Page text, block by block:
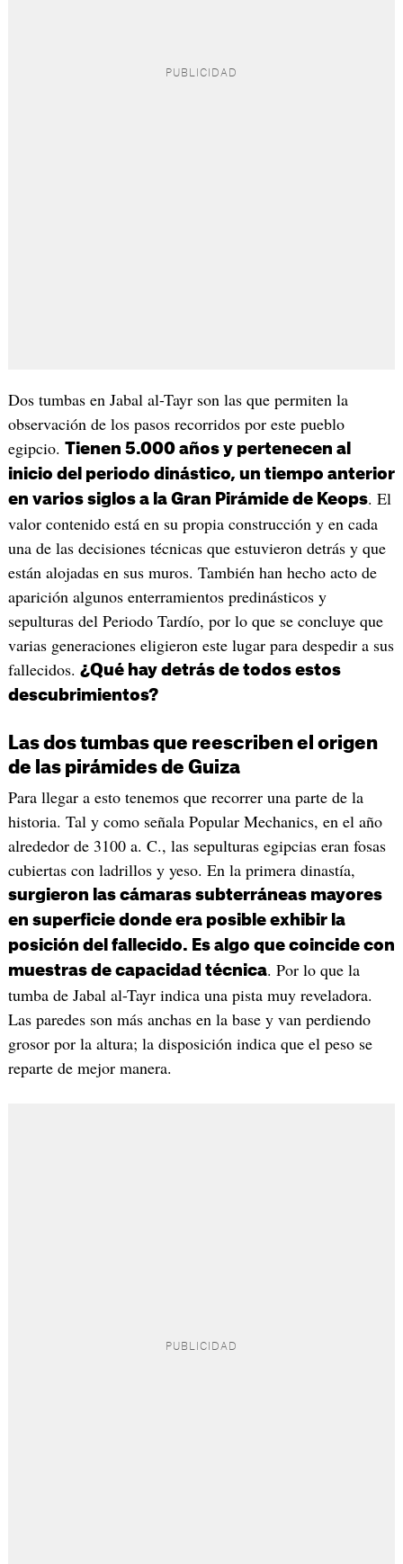
Dos tumbas en Jabal al-Tayr son las que permiten la
observación de los pasos recorridos por este pueblo
egipcio. Tienen 5.000 años y pertenecen al
inicio del periodo dinástico, un tiempo anterior
en varios siglos a la Gran Pirámide de Keops. El
valor contenido está en su propia construcción y en cada
una de las decisiones técnicas que estuvieron detrás y que
están alojadas en sus muros. También han hecho acto de
aparición algunos enterramientos predinásticos y
sepulturas del Periodo Tardío, por lo que se concluye que
varias generaciones eligieron este lugar para despedir a sus
fallecidos. ¿Qué hay detrás de todos estos
descubrimientos?
Las dos tumbas que reescriben el origen
de las pirámides de Guiza
Para llegar a esto tenemos que recorrer una parte de la
historia. Tal y como señala Popular Mechanics, en el año
alrededor de 3100 a. C., las sepulturas egipcias eran fosas
cubiertas con ladrillos y yeso. En la primera dinastía,
surgieron las cámaras subterráneas mayores
en superficie donde era posible exhibir la
posición del fallecido. Es algo que coincide con
muestras de capacidad técnica. Por lo que la
tumba de Jabal al-Tayr indica una pista muy reveladora.
Las paredes son más anchas en la base y van perdiendo
grosor por la altura; la disposición indica que el peso se
reparte de mejor manera.